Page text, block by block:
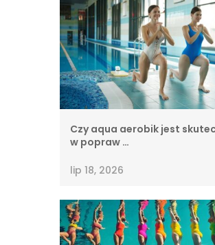
Czy aqua aerobik jest
w popraw …
lip 18, 2026